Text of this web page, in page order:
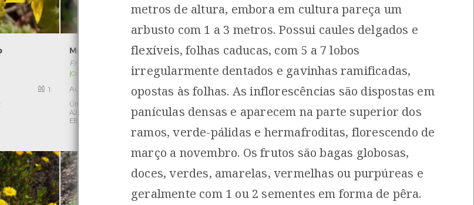
1
Morango-silvestre
Fragaria vesca
[Comum]
Autóctone
Última observação por: Turma
A2A/A3A/A4A-
EBArcozelo(2020 a2023)
4
Choco-comum
[Comum e residente]
Autóctone
Viana
1
Videira-brava
[Comum]
Autóctone
Camilo
metros de altura, embora em cultura pareça um
arbusto com 1 a 3 metros. Possui caules delgados e
flexíveis, folhas caducas, com 5 a 7 lobos
irregularmente dentados e gavinhas ramificadas,
opostas às folhas. As inflorescências são dispostas em
panículas densas e aparecem na parte superior dos
ramos, verde-pálidas e hermafroditas, florescendo de
março a novembro. Os frutos são bagas globosas,
doces, verdes, amarelas, vermelhas ou purpúreas e
geralmente com 1 ou 2 sementes em forma de pêra.